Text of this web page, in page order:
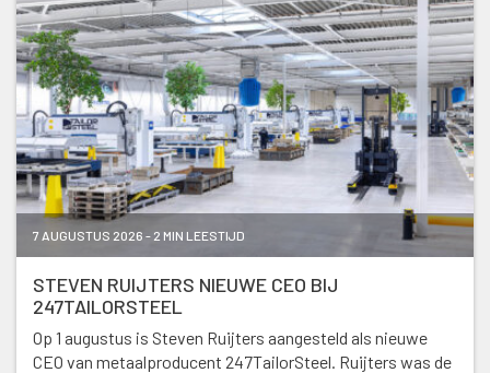
7 AUGUSTUS 2026 - 2 MIN LEESTIJD
STEVEN RUIJTERS NIEUWE CEO BIJ
247TAILORSTEEL
Op 1 augustus is Steven Ruijters aangesteld als nieuwe
CEO van metaalproducent 247TailorSteel. Ruijters was de